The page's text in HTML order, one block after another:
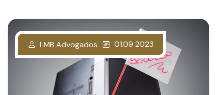
LMB Advogados 01.09 2023